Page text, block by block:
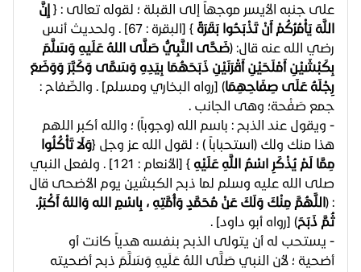
على جنبه الأيسر موجهاً إلى القبلة ؛ لقوله تعالى : ﴿ إِنَّ
اللَّهَ يَأْمُرُكُمْ أَنْ تَذْبَحُوا بَقَرَةً
﴾ [البقرة : 67] . ولحديث أنس
رضي الله عنه قال: (ضَحَّى النَّبِيُّ صَلَّى اللهُ عَلَيهِ وَسَلَّمَ
بِكَبْشَيْنِ أَمْلَحَيْنِ أَقْرَنَيْنِ ذَبَحَهُمَا بِيَدِهِ وَسَمَّى وَكَبَّرَ وَوَضَعَ
رِجْلَهُ عَلَى صِفَاحِهِمَا) [رواه البخاري ومسلم] . والصِّفاح :
جمع صَفْحة؛ وهى الجانب .
- ويقول عند الذبح : باسم الله (وجوباً) ؛ والله أكبر اللهم
هذا منك ولك (استحباباً ) ؛ لقول الله عز وجل ﴿وَلَا تَأْكُلُوا
مِمَّا لَمْ يُذْكَرِ اسْمُ اللَّهِ عَلَيْهِ
﴾ [الأنعام : 121] . ولفعل النبي
صلى الله عليه وسلم لما ذبح الكبشين يوم الأضحى قال
: (اللَّهُمَّ مِنْكَ وَلَكَ عَنْ مُحَمَّدٍ وَأُمَّتِهِ ، بِاسْمِ الله وَاللهُ أَكْبَرُ.
ثُمَّ ذَبَحَ) [رواه أبو داود] .
- يستحب له أن يتولى الذبح بنفسه هدياً كانت أو
أضحية ؛ لأن النبي صَلَّى اللهُ عَلَيهِ وَسَلَّمَ ذبح أضحيته